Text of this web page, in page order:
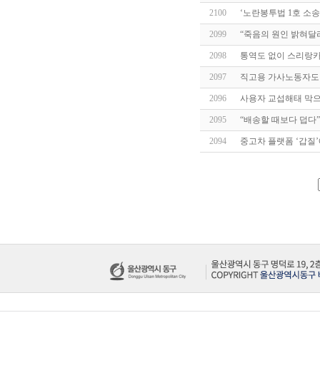
2100 ‘노란봉투법 1호 소
2099 “죽음의 원인 밝혀
2098 통역도 없이 스리랑
2097 직고용 가사노동자
2096 사용자 교섭해태 막
2095 “배송할 때보다 덥
2094 중고차 플랫폼 ‘갑질